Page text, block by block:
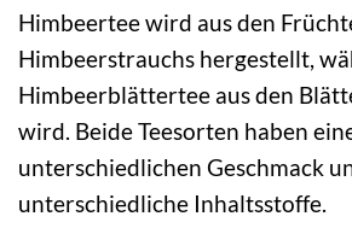
Himbeertee wird aus den
Himbeerstrauchs hergestellt,
Himbeerblättertee aus den
wird. Beide Teesorten haben
unterschiedlichen Geschmack
unterschiedliche Inhaltsstoffe.